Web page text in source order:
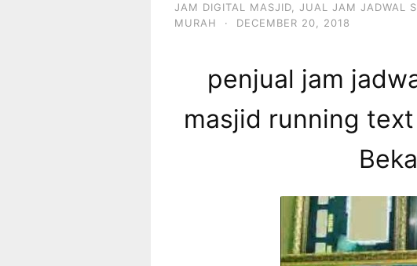
JAM DIGITAL MASJID
JUAL JAM JADWAL
MURAH
· DECEMBER 20, 2018
penjual jam
masjid running